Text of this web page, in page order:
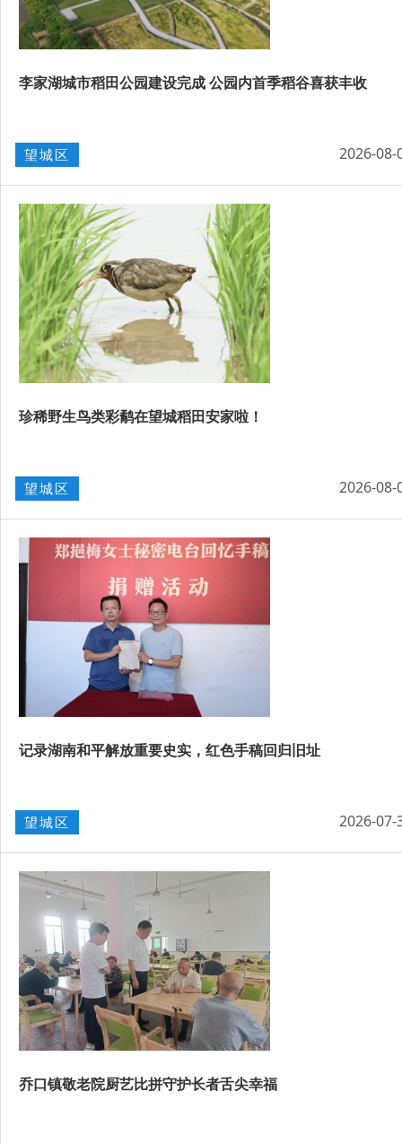
​李家湖城市稻田公园建设完成 公园内首季稻谷喜获丰收
望城区 2026-08-
珍稀野生鸟类彩鹬在望城稻田安家啦！
望城区 2026-08-
记录湖南和平解放重要史实，红色手稿回归旧址
望城区 2026-07-
乔口镇敬老院厨艺比拼守护长者舌尖幸福